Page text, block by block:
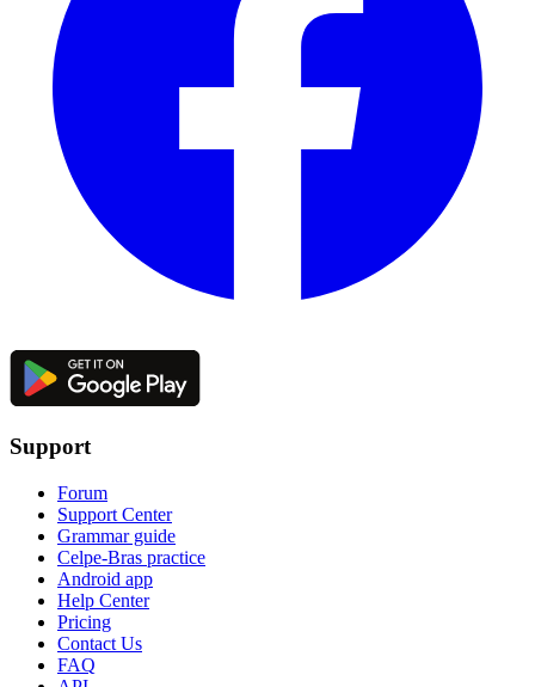
Support
Forum
Support Center
Grammar guide
Celpe-Bras practice
Android app
Help Center
Pricing
Contact Us
FAQ